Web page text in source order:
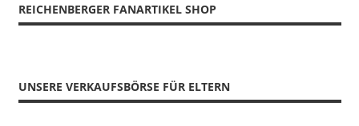
REICHENBERGER FANARTIKEL SHOP
UNSERE VERKAUFSBÖRSE FÜR ELTERN